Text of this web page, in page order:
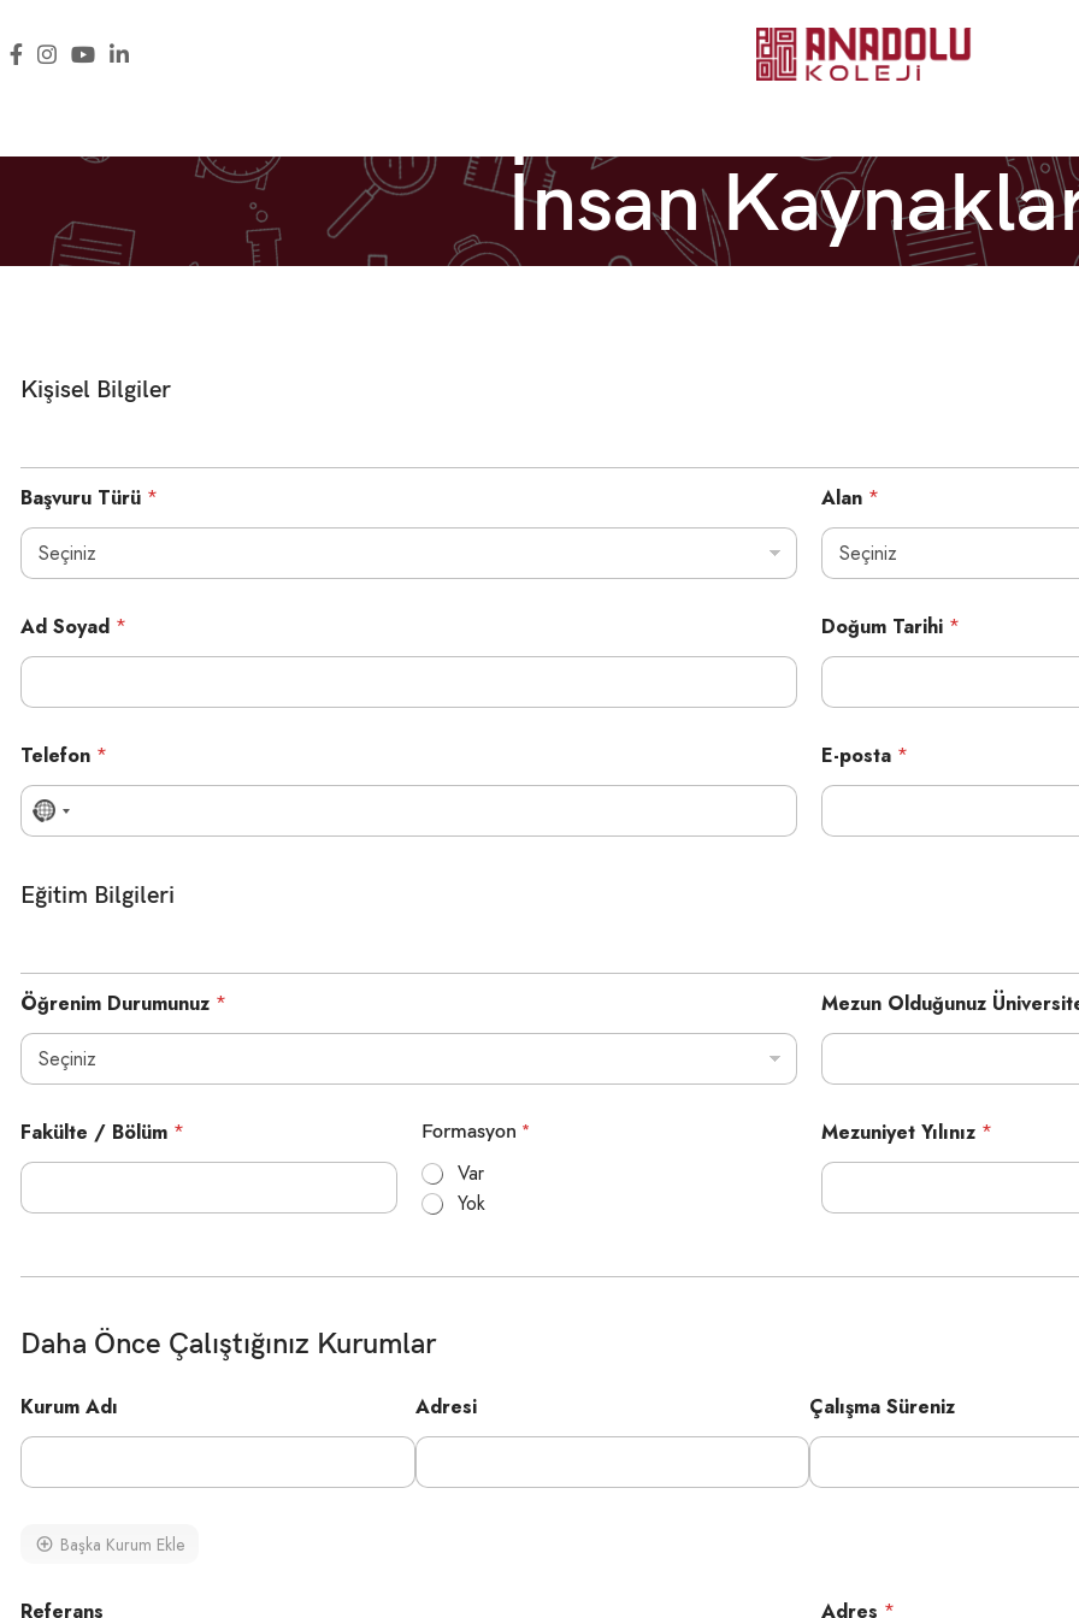
İnsan
Kişisel Bilgiler
Başvuru Türü * Alan *
Ad Soyad * Doğum Tarihi *
Telefon *
N
o
o
t
r
s
e
e
c
e
E-posta *
Eğitim Bilgileri
Öğrenim Durumunuz * Mezun Olduğunuz
Fakülte / Bölüm * Formasyon *
Var
Yok
Mezuniyet Yılınız *
Daha Önce Çalıştığınız Kurumlar
Kurum Adı Adresi Çalışma Süreniz
Başka Kurum Ekle
Referans Adres *